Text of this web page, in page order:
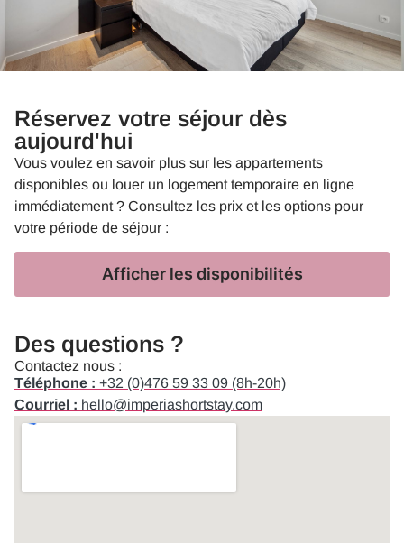
Réservez votre séjour dès
aujourd'hui
Vous voulez en savoir plus sur les appartements
disponibles ou louer un logement temporaire en ligne
immédiatement ? Consultez les prix et les options pour
votre période de séjour :
Afficher les disponibilités
Des questions ?
Contactez nous :
Téléphone : +32 (0)476 59 33 09 (8h-20h)
Courriel : hello@imperiashortstay.com